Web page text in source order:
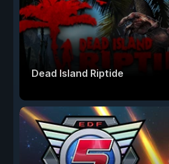
Dead Island Riptide